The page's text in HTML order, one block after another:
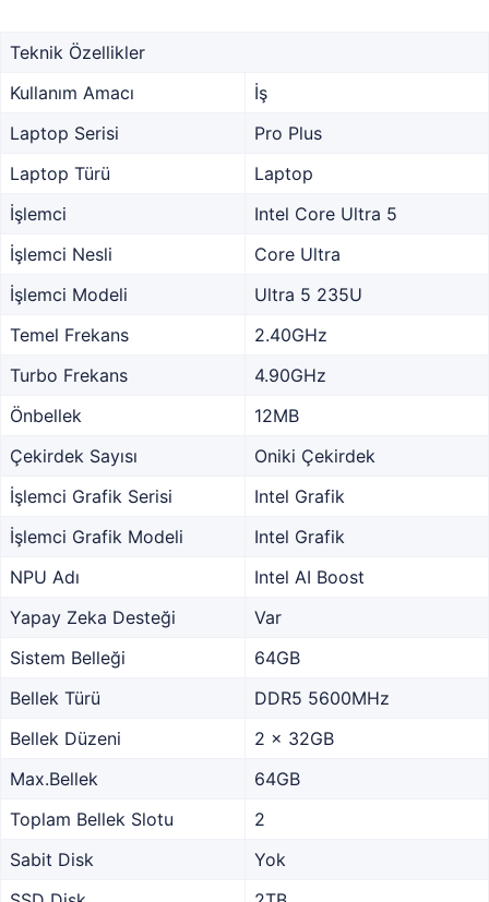
Teknik Özellikler
Kullanım Amacı
İş
Laptop Serisi
Pro Plus
Laptop Türü
Laptop
İşlemci
Intel Core Ultra 5
İşlemci Nesli
Core Ultra
İşlemci Modeli
Ultra 5 235U
Temel Frekans
2.40GHz
Turbo Frekans
4.90GHz
Önbellek
12MB
Çekirdek Sayısı
Oniki Çekirdek
İşlemci Grafik Serisi
Intel Grafik
İşlemci Grafik Modeli
Intel Grafik
NPU Adı
Intel AI Boost
Yapay Zeka Desteği
Var
Sistem Belleği
64GB
Bellek Türü
DDR5 5600MHz
Bellek Düzeni
2 x 32GB
Max.Bellek
64GB
Toplam Bellek Slotu
2
Sabit Disk
Yok